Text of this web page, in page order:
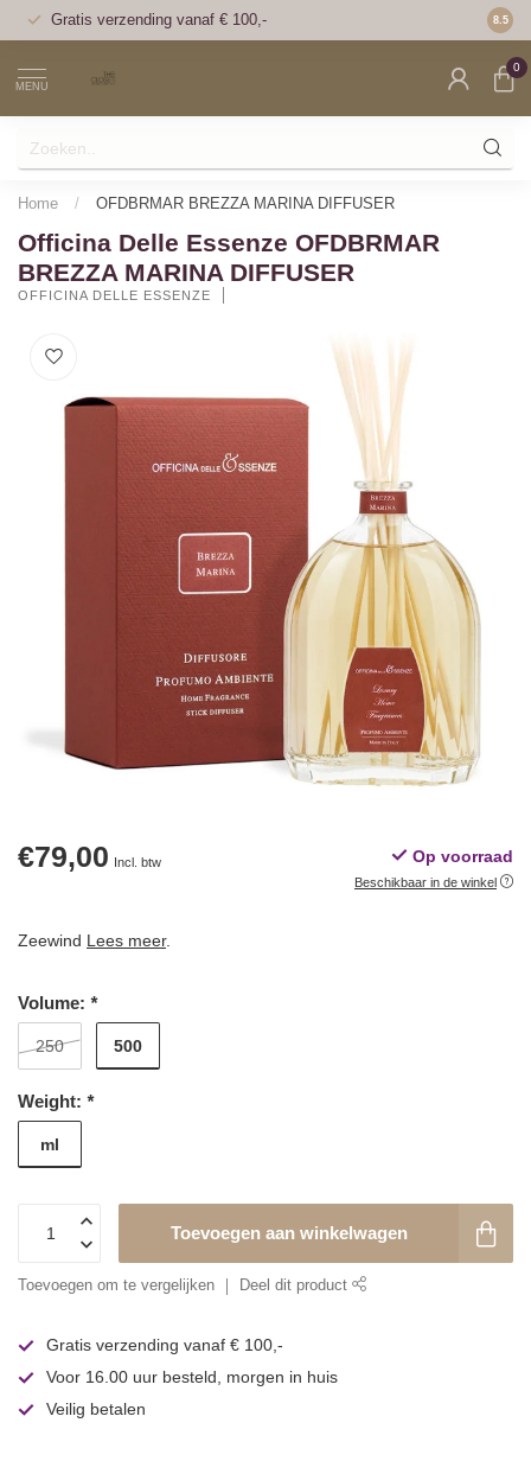
Gratis verzending vanaf € 100,- Voor
8.5
MENU
0
Home / OFDBRMAR BREZZA MARINA DIFFUSER
Officina Delle Essenze OFDBRMAR
BREZZA MARINA DIFFUSER
OFFICINA DELLE ESSENZE
€79,00 Incl. btw Op voorraad
Beschikbaar in de winkel
Zeewind Lees meer.
Volume: *
250 500
Weight: *
ml
Toevoegen aan winkelwagen
Toevoegen om te vergelijken Deel dit product
Gratis verzending vanaf € 100,-
Voor 16.00 uur besteld, morgen in huis
Veilig betalen